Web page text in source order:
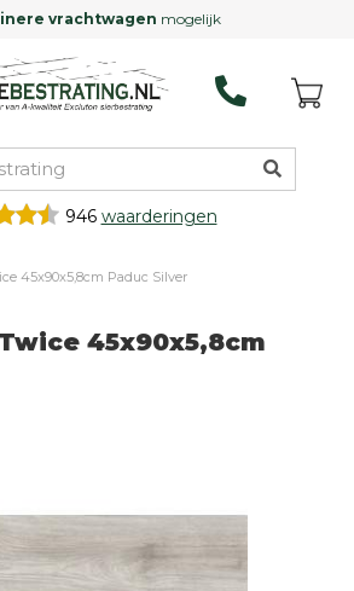
vrachtwagen mogelijk
946 waarderingen
45x90x5,8cm Paduc Silver
45x90x5,8cm